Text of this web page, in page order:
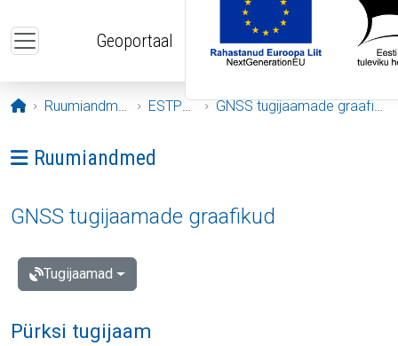
Geoportaal
Avaleht
Ruumiandmed ESTPOS GNSS tugijaamade graafikud
Ava menüü: Ruumiandmed
Ruumiandmed
GNSS tugijaamade graafikud
Tugijaamad
Pürksi tugijaam